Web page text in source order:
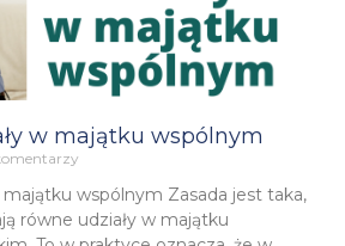
w majątku wspólnym
majątku wspólnym Zasada jest taka,
równe udziały w majątku